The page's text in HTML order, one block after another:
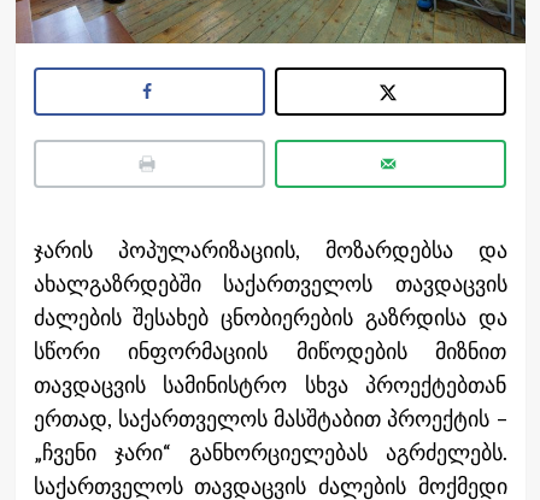
ჯარის პოპულარიზაციის, მოზარდებსა და
ახალგაზრდებში საქართველოს თავდაცვის
ძალების შესახებ ცნობიერების გაზრდისა და
სწორი ინფორმაციის მიწოდების მიზნით
თავდაცვის სამინისტრო სხვა პროექტებთან
ერთად, საქართველოს მასშტაბით პროექტის –
„ჩვენი ჯარი“ განხორციელებას აგრძელებს.
საქართველოს თავდაცვის ძალების მოქმედი